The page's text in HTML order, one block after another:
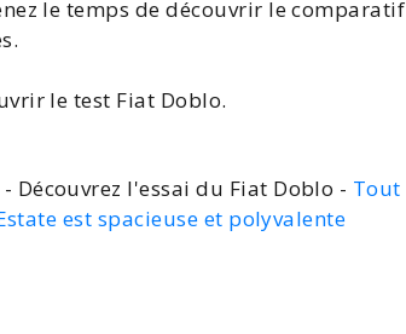
le temps de découvrir lecomparatif
le test Fiat Doblo.
- Découvrez l'essai du Fiat Doblo - Tout
est spacieuse et polyvalente